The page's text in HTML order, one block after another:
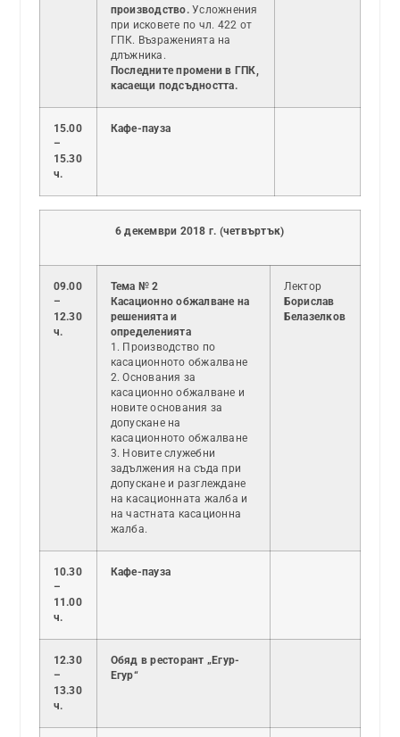
производство.Усложнения
при исковете по чл. 422 от
ГПК. Възраженията на
длъжника.
Последните промени в ГПК,
касаещи подсъдността.
15.00
–
15.30
ч.
Кафе-пауза
6 декември 2018 г. (четвъртък)
09.00
–
12.30
ч.
Тема № 2
Касационно обжалване на
решенията и
определенията
1. Производство по
касационното обжалване
2. Основания за
касационно обжалване и
новите основания за
допускане на
касационното обжалване
3. Новите служебни
задължения на съда при
допускане и разглеждане
на касационната жалба и
на частната касационна
жалба.
Лектор
Борислав
Белазелков
10.30
–
11.00
ч.
Кафе-пауза
12.30
–
13.30
ч.
Обяд в ресторант „Егур-
Егур“